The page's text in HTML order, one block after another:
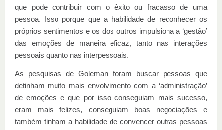
que pode contribuir com o êxito ou fracasso de uma
pessoa. Isso porque que a habilidade de reconhecer os
próprios sentimentos e os dos outros impulsiona a ‘gestão’
das emoções de maneira eficaz, tanto nas interações
pessoais quanto nas interpessoais.
As pesquisas de Goleman foram buscar pessoas que
detinham muito mais envolvimento com a ‘administração’
de emoções e que por isso conseguiam mais sucesso,
eram mais felizes, conseguiam boas negociações e
também tinham a habilidade de convencer outras pessoas